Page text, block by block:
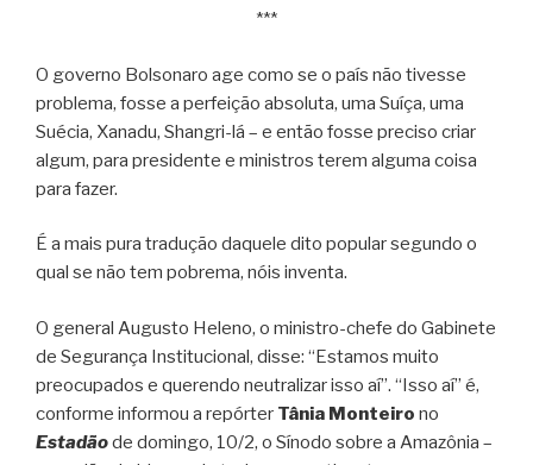
***
O governo Bolsonaro age como se o país não tivesse
problema, fosse a perfeição absoluta, uma Suíça, uma
Suécia, Xanadu, Shangri-lá – e então fosse preciso criar
algum, para presidente e ministros terem alguma coisa
para fazer.
É a mais pura tradução daquele dito popular segundo o
qual se não tem pobrema, nóis inventa.
O general Augusto Heleno, o ministro-chefe do Gabinete
de Segurança Institucional, disse: “Estamos muito
preocupados e querendo neutralizar isso aí”. “Isso aí” é,
conforme informou a repórter Tânia Monteiro no
Estadãode domingo, 10/2, o Sínodo sobre a Amazônia –